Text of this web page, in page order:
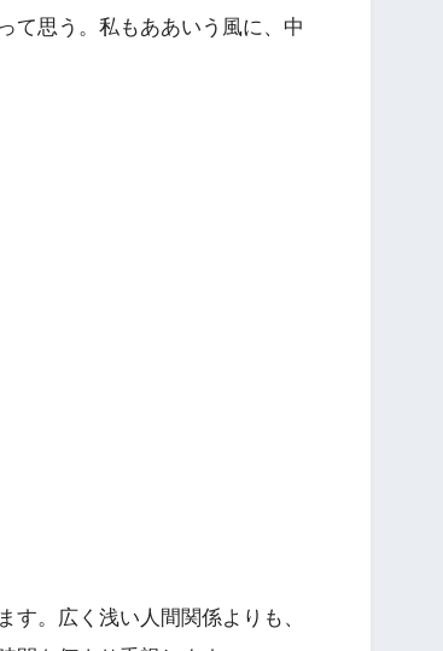
て思う。私もああいう風に、中
。広く浅い人間関係よりも、